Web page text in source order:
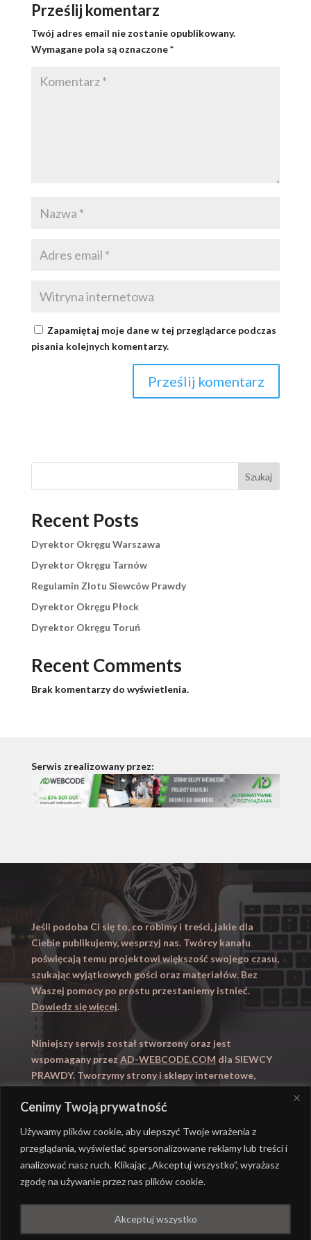
Cenimy Twoją prywatność
Używamy plików cookie, aby ulepszyć Twoje wrażenia z
przeglądania, wyświetlać spersonalizowane reklamy lub treści i
analizować nasz ruch. Klikając „Akceptuj wszystko”, wyrażasz
zgodę na używanie przez nas plików cookie.
Akceptuj wszystko
Prześlij komentarz
Twój adres email nie zostanie opublikowany.
Wymagane pola są oznaczone*
Zapamiętaj moje dane w tej przeglądarce podczas
pisania kolejnych komentarzy.
Szukaj
Recent Posts
Dyrektor Okręgu Warszawa
Dyrektor Okręgu Tarnów
Regulamin Zlotu Siewców Prawdy
Dyrektor Okręgu Płock
Dyrektor Okręgu Toruń
Recent Comments
Brak komentarzy do wyświetlenia.
Serwis zrealizowany przez:
Jeśli podoba Ci się to, co robimy i treści, jakie dla
Ciebie publikujemy, wesprzyj nas. Twórcy kanału
poświęcają temu projektowi większość swojego czasu,
szukając wyjątkowych gości oraz materiałów. Bez
Waszej pomocy po prostu przestaniemy istnieć.
Dowiedz się więcej.
Niniejszy serwis został stworzony oraz jest
wspomagany przez AD-WEBCODE.COM dla SIEWCY
PRAWDY. Tworzymy strony i sklepy internetowe,
Zapraszamy takze naWYUCZENI.PL
AD-WEBCODE.COM